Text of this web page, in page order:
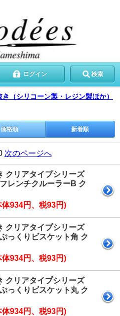
ログイン 検索
（シリコーン製・レジン製ほか）
価格順 新着順
次のページへ
クリアタイプシリーズ
レンチクルーラーB ク
体934円、税93円)
クリアタイプシリーズ
っくりビスケット角 ク
体934円、税93円)
クリアタイプシリーズ
っくりビスケット丸 ク
体934円、税93円)